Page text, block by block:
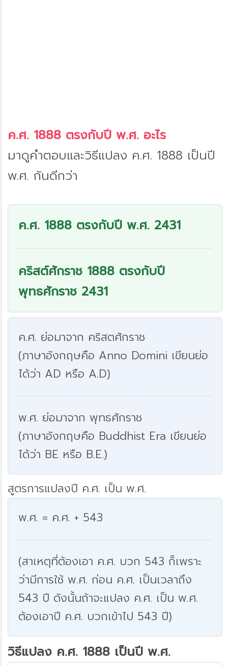
ค.ศ. 1888 ตรงกับปี พ.ศ. อะไร
มาดูคำตอบและวิธีแปลง ค.ศ. 1888 เป็นปี
พ.ศ. กันดีกว่า
ค.ศ. 1888 ตรงกับปี พ.ศ. 2431
คริสต์ศักราช 1888 ตรงกับปี
พุทธศักราช 2431
ค.ศ. ย่อมาจาก คริสตศักราช
(ภาษาอังกฤษคือ Anno Domini เขียนย่อ
ได้ว่า AD หรือ A.D)
พ.ศ. ย่อมาจาก พุทธศักราช
(ภาษาอังกฤษคือ Buddhist Era เขียนย่อ
ได้ว่า BE หรือ B.E.)
สูตรการแปลงปี ค.ศ. เป็น พ.ศ.
พ.ศ. = ค.ศ. + 543
(สาเหตุที่ต้องเอา ค.ศ. บวก 543 ก็เพราะ
ว่ามีการใช้ พ.ศ. ก่อน ค.ศ. เป็นเวลาถึง
543 ปี ดังนั้นถ้าจะแปลง ค.ศ. เป็น พ.ศ.
ต้องเอาปี ค.ศ. บวกเข้าไป 543 ปี)
วิธีแปลง ค.ศ. 1888 เป็นปี พ.ศ.